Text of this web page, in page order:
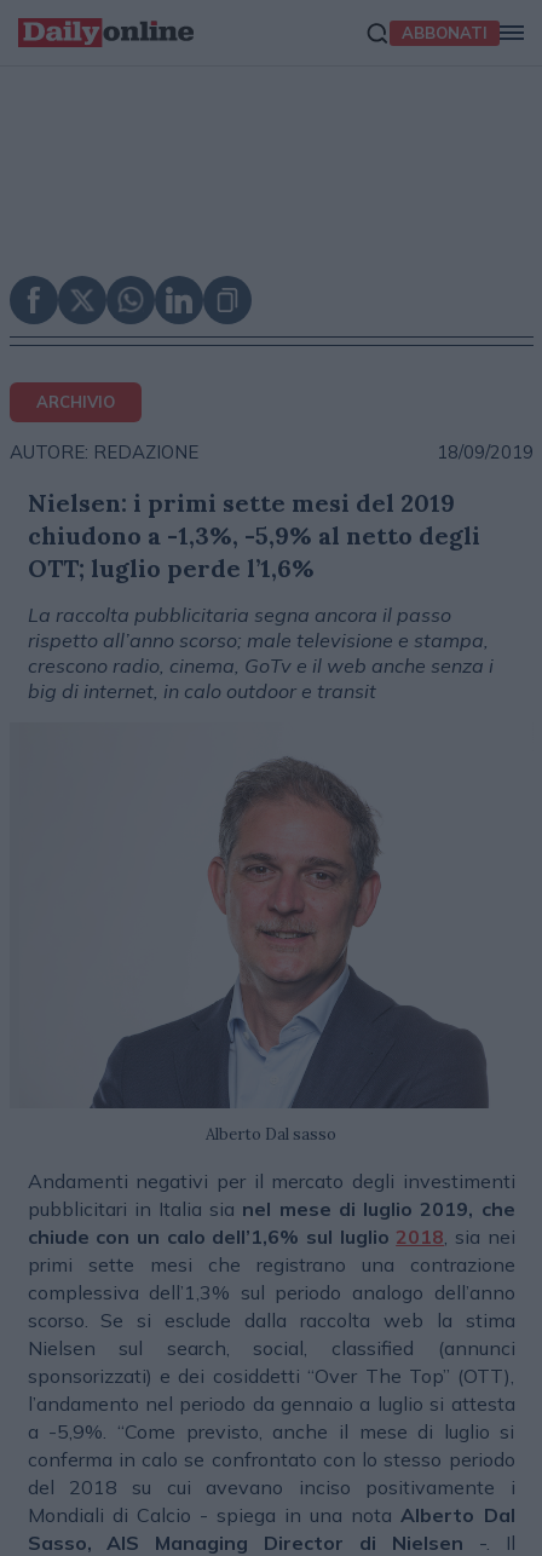
ABBONATI
ARCHIVIO
AUTORE: REDAZIONE 18/09/2019
Nielsen: i primi sette mesi del 2019
chiudono a -1,3%, -5,9% al netto degli
OTT; luglio perde l’1,6%
La raccolta pubblicitaria segna ancora il passo
rispetto all’anno scorso; male televisione e stampa,
crescono radio, cinema, GoTv e il web anche senza i
big di internet, in calo outdoor e transit
Alberto Dal sasso
Andamenti negativi per il mercato degli investimenti
pubblicitari in Italia sia nel mese di luglio 2019, che
chiude con un calo dell’1,6% sul luglio 2018 , sia nei
primi sette mesi che registrano una contrazione
complessiva dell’1,3% sul periodo analogo dell’anno
scorso. Se si esclude dalla raccolta web la stima
Nielsen sul search, social, classified (annunci
sponsorizzati) e dei cosiddetti “Over The Top” (OTT),
l’andamento nel periodo da gennaio a luglio si attesta
a -5,9%. “Come previsto, anche il mese di luglio si
conferma in calo se confrontato con lo stesso periodo
del 2018 su cui avevano inciso positivamente i
Mondiali di Calcio - spiega in una nota Alberto Dal
Sasso, AIS Managing Director di Nielsen -. Il